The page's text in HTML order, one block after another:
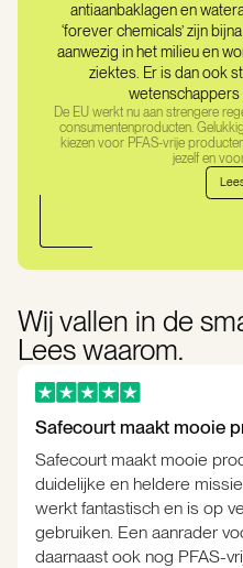
antiaanbaklagen en
‘forever chemicals’ zijn
aanwezig in het milieu en
ziektes. Er is dan ook
wetenschappers
De EU werkt nu aan strengere
consumentenproducten.
kiezen voor PFAS-vrije
jezelf en
Wij vallen in de
Lees waarom.
Safecourt maakt mooie
Safecourt maakt mooie
duidelijke en heldere
werkt fantastisch en is op
gebruiken. Een aanrader
daarnaast ook nog PFAS-